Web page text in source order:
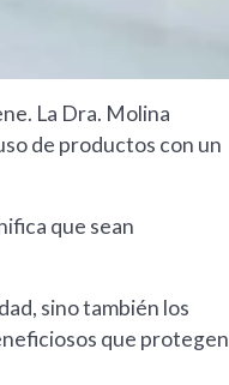
La Dra. Molina
de productos con un
que sean
sino también los
que protegen